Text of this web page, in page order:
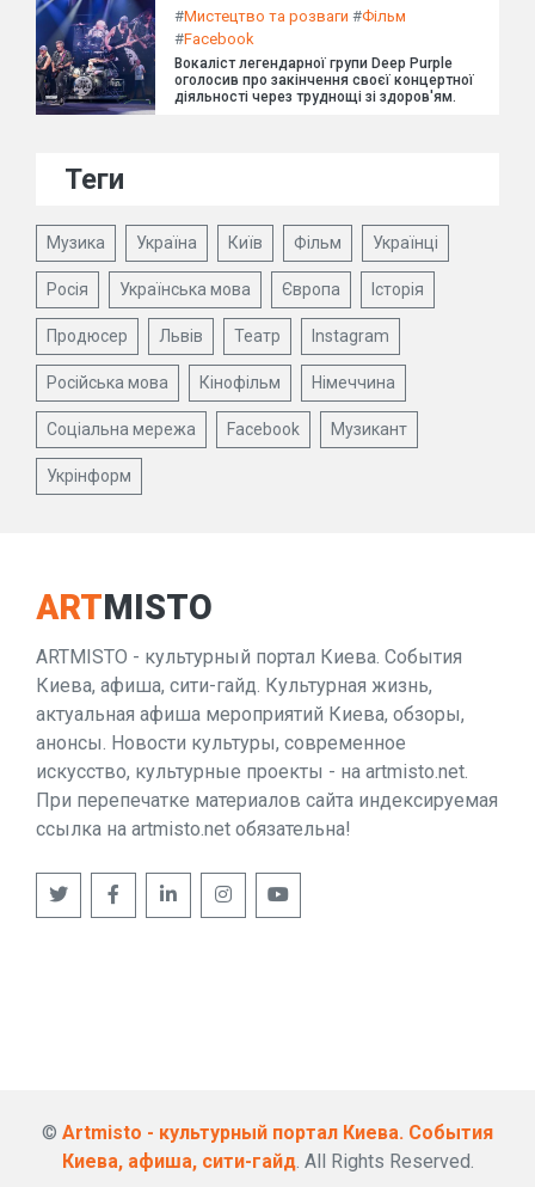
#Мистецтво та розваги #Фільм
#Facebook
Вокаліст легендарної групи Deep Purple
оголосив про закінчення своєї концертної
діяльності через труднощі зі здоров'ям.
Теги
Музика Україна Київ Фільм Українці
Росія Українська мова Європа Історія
Продюсер Львів Театр Instagram
Російська мова Кінофільм Німеччина
Соціальна мережа Facebook Музикант
Укрінформ
ARTMISTO
ARTMISTO - культурный портал Киева. События
Киева, афиша, сити-гайд. Культурная жизнь,
актуальная афиша мероприятий Киева, обзоры,
анонсы. Новости культуры, современное
искусство, культурные проекты - на artmisto.net.
При перепечатке материалов сайта индексируемая
ссылка на artmisto.net обязательна!
© Artmisto - культурный портал Киева. События
Киева, афиша, сити-гайд. All Rights Reserved.